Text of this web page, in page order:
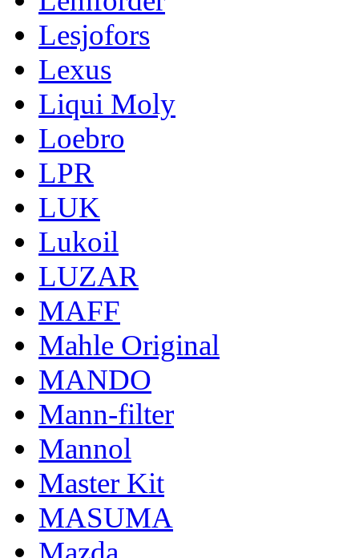
Lesjofors
Lexus
Liqui Moly
Loebro
LPR
LUK
Lukoil
LUZAR
MAFF
Mahle Original
MANDO
Mann-filter
Mannol
Master Kit
MASUMA